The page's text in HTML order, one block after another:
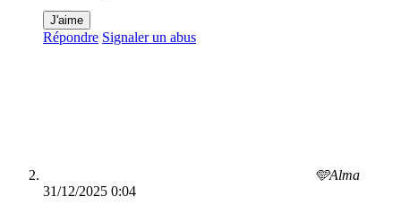
J'aime
Répondre Signaler un abus
🩵Alma
31/12/2025 0:04